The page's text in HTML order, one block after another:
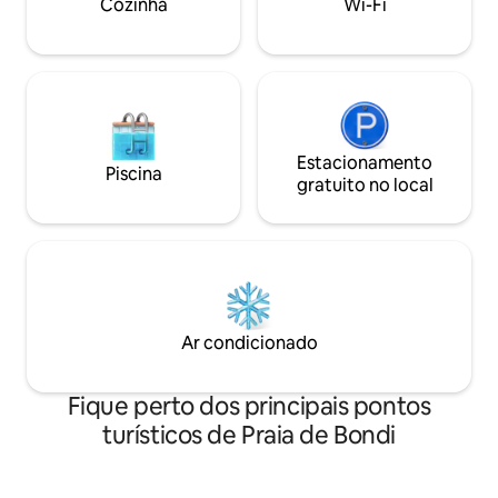
de Bondi. Nada está muito longe para
fantásticos, restaurantes modernos e
Estacionamento na rua está disponível,
mas é bastante caro. O estacionamento
na praia pode ser organizado para
estadias mais longas.
Cozinha Wi-Fi
Piscina
Estacionamento
gratuito no local
Ar condicionado
Fique perto dos principais pontos
turísticos de Praia de Bondi